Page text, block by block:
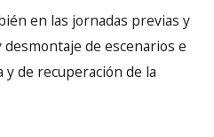
en las jornadas previas y
de escenarios e
de recuperación de la